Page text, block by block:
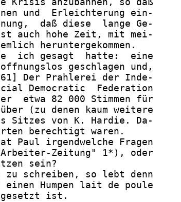
und  Erleichterung ein-
daß diese  lange Ge-
auch hohe Zeit, mit mei-
heruntergekommen.
ich gesagt  hatte:  eine
geschlagen und,
Der Prahlerei der Inde-
Democratic  Federation
etwa 82 000 Stimmen für
(zu denen kaum weitere
Sitzes von K. Hardie. Da-
berechtigt waren.
Paul irgendwelche Fragen
Zeitung" 1*), oder
sein?
zu schreiben, so lebt denn
einen Humpen lait de poule
ist.